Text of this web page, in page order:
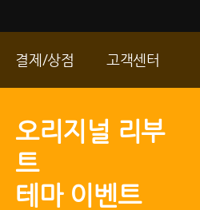
오리지널 리부
트 결전
테마 이벤
결제/상점
마이 Wshop
내 캐시
고객센터
문의/신고
운영정책